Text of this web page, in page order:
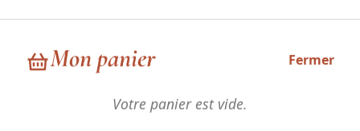
Mon panier Fermer
Votre panier est vide.
Plateau repas Seine-Saint-Denis
Choisissez la forme de vos plateaux repas : Trilogie ou Square.